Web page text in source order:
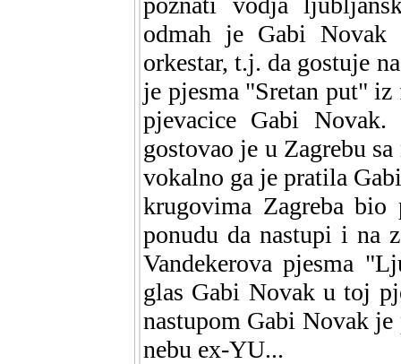
odmah je Gabi Novak
orkestar, t.j. da gostuje
je pjesma "Sretan put"
pjevacice Gabi
gostovao je u Zagrebu
vokalno ga je pratila
krugovima Zagreba
ponudu da nastupi i na
Vandekerova pjesma
glas Gabi Novak u toj
nastupom Gabi Novak
nebu ex-YU...